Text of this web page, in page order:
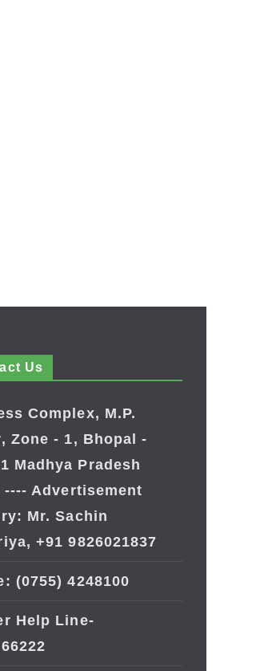
Us
Complex, M.P.
Zone - 1, Bhopal -
Madhya Pradesh
---- Advertisement
Mr. Sachin
+91 9826021837
(0755) 4248100
Help Line-